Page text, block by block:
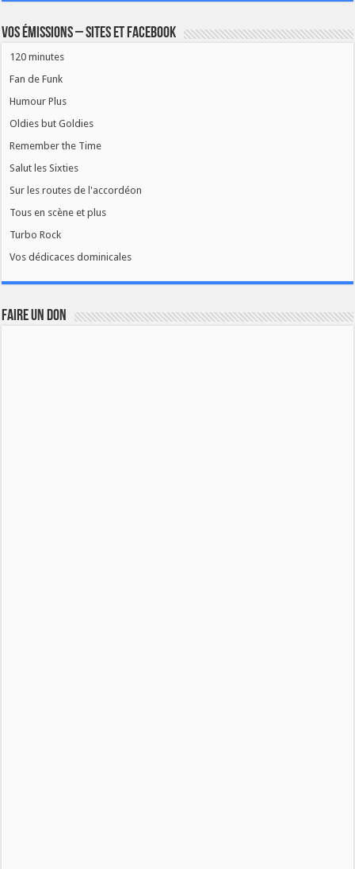
Vos émissions – Sites et Facebook
120 minutes
Fan de Funk
Humour Plus
Oldies but Goldies
Remember the Time
Salut les Sixties
Sur les routes de l'accordéon
Tous en scène et plus
Turbo Rock
Vos dédicaces dominicales
FAIRE UN DON